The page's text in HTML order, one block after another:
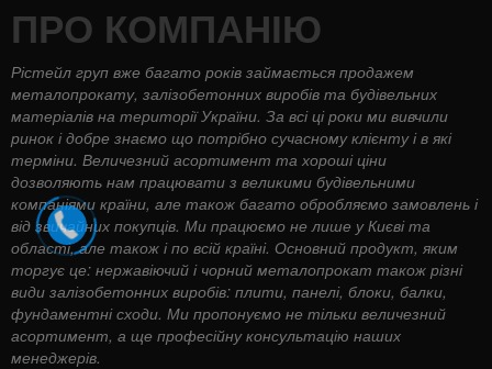
ПРО КОМПАНІЮ
Рістейл груп вже багато років займається продажем
металопрокату, залізобетонних виробів та будівельних
матеріалів на території України. За всі ці роки ми вивчили
ринок і добре знаємо що потрібно сучасному клієнту і в які
терміни. Величезний асортимент та хороші ціни
дозволяють нам працювати з великими будівельними
компаніями країни, але також багато обробляємо замовлень і
від звичайних покупців. Ми працюємо не лише у Києві та
області, але також і по всій країні. Основний продукт, яким
торгує це: нержавіючий і чорний металопрокат також різні
види залізобетонних виробів: плити, панелі, блоки, балки,
фундаментні сходи. Ми пропонуємо не тільки величезний
асортимент, а ще професійну консультацію наших
менеджерів.